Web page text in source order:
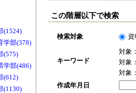
(1524)
学部(378)
(575)
学部(486)
(612)
(1130)
この階層以下で検索
検索対象 資
キーワード
対象
対象
対象
作成年月日